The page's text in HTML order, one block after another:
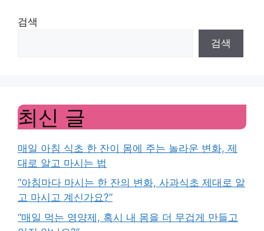
검색
검색
최신 글
매일 아침 식초 한 잔이 몸에 주는 놀라운 변화, 제
대로 알고 마시는 법
“아침마다 마시는 한 잔의 변화, 사과식초 제대로 알
고 마시고 계신가요?”
“매일 먹는 영양제, 혹시 내 몸을 더 무겁게 만들고